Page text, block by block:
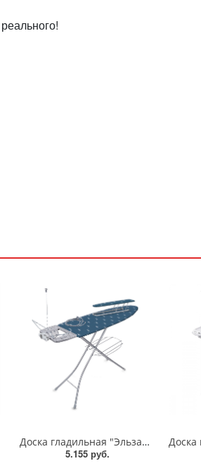
Доска гладильная "Эльза де люкс"/ЭЛТ/Ника
5.155 руб.